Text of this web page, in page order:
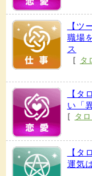
【
職場
ス
[ タ
【タ
い「
[ タ
【タ
運気